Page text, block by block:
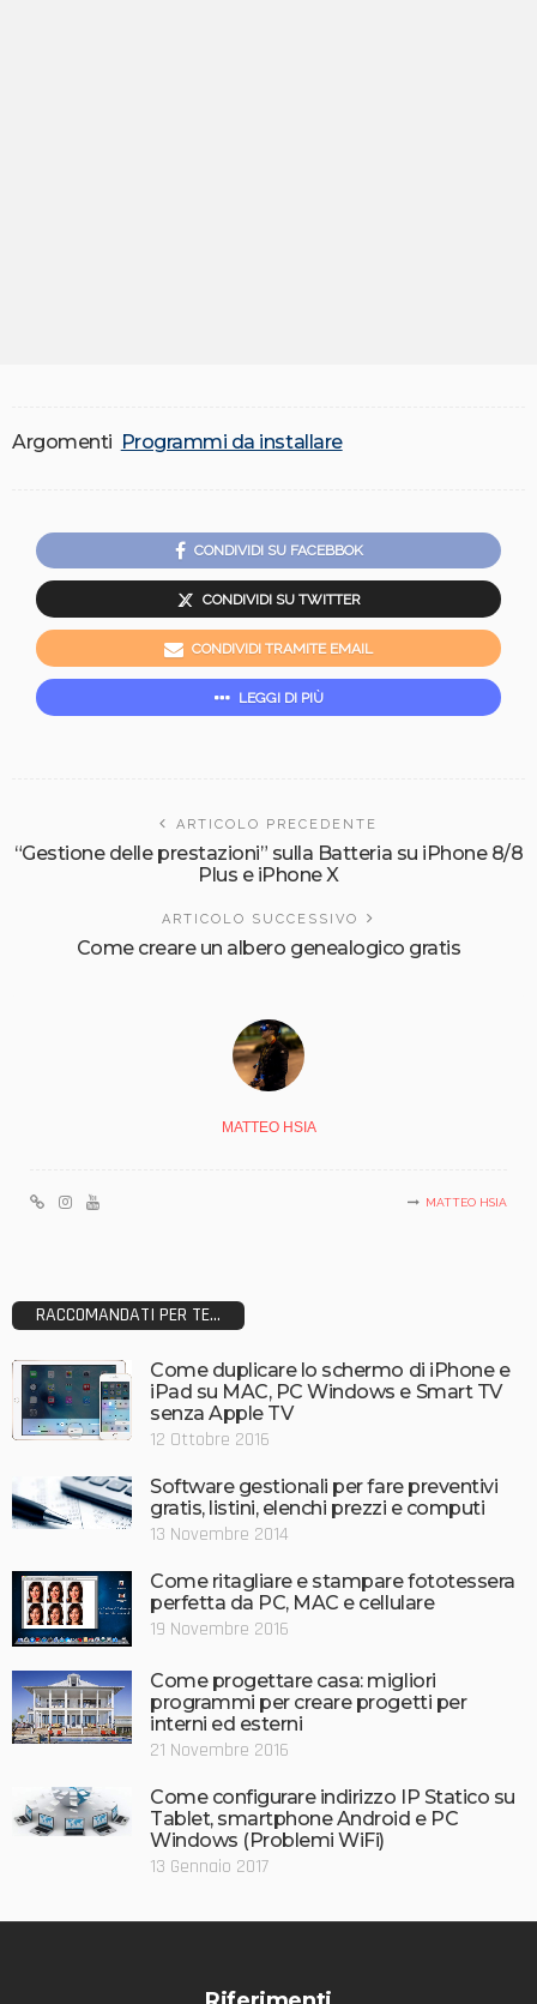
Argomenti Programmi da installare
CONDIVIDI SU FACEBBOK
CONDIVIDI SU TWITTER
CONDIVIDI TRAMITE EMAIL
LEGGI DI PIÙ
ARTICOLO PRECEDENTE
“Gestione delle prestazioni” sulla Batteria su iPhone 8/8
Plus e iPhone X
ARTICOLO SUCCESSIVO
Come creare un albero genealogico gratis
MATTEO HSIA
MATTEO HSIA
RACCOMANDATI PER TE...
Come duplicare lo schermo di iPhone e
iPad su MAC, PC Windows e Smart TV
senza Apple TV
12 Ottobre 2016
Software gestionali per fare preventivi
gratis, listini, elenchi prezzi e computi
13 Novembre 2014
Come ritagliare e stampare fototessera
perfetta da PC, MAC e cellulare
19 Novembre 2016
Come progettare casa: migliori
programmi per creare progetti per
interni ed esterni
21 Novembre 2016
Come configurare indirizzo IP Statico su
Tablet, smartphone Android e PC
Windows (Problemi WiFi)
13 Gennaio 2017